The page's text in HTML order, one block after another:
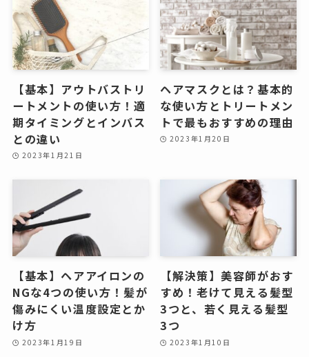
【基本】アウトバストリ
ートメントの使い方！適
期タイミングとインバス
との違い
2023年1月21日
ヘアマスクとは？基本的
な使い方とトリートメン
トで最もおすすめの理由
2023年1月20日
【基本】ヘアアイロンの
NGな4つの使い方！髪が
傷みにくい温度設定とか
け方
2023年1月19日
【解決策】美容師がおす
すめ！老けて見える髪型
3つと、若く見える髪型
3つ
2023年1月10日